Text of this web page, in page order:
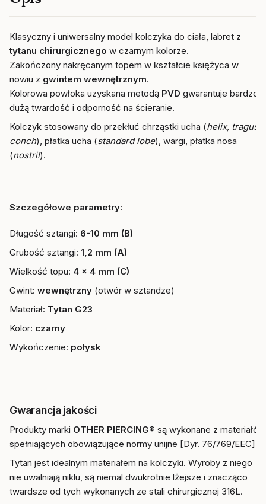
Klasyczny i uniwersalny model kolczyka do ciała, labret z
tytanu chirurgicznego w czarnym kolorze.
Zakończony nakręcanym topem w kształcie księżyca w
nowiu z gwintem wewnętrznym.
Kolorowa powłoka uzyskana metodą PVD gwarantuje bardzo
dużą twardość i odporność na ścieranie.
Kolczyk stosowany do przekłuć chrząstki ucha (helix, tragus,
conch), płatka ucha (standard lobe), wargi, płatka nosa
(nostril).
Szczegółowe parametry:
Długość sztangi: 6-10 mm (B)
Grubość sztangi: 1,2 mm (A)
Wielkość topu: 4 x 4 mm (C)
Gwint: wewnętrzny (otwór w sztandze)
Materiał: Tytan G23
Kolor: czarny
Wykończenie: połysk
Gwarancja jakości
Produkty marki OTHER PIERCING® są wykonane z materiałów
spełniających obowiązujące normy unijne [Dyr. 76/769/EEC].
Tytan jest idealnym materiałem na kolczyki. Wyroby z niego
nie uwalniają niklu, są niemal dwukrotnie lżejsze i znacząco
twardsze od tych wykonanych ze stali chirurgicznej 316L.